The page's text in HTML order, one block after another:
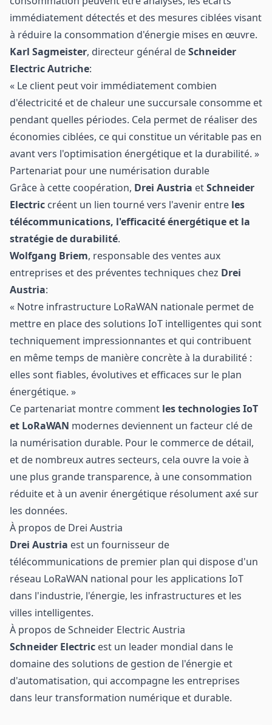
immédiatement détectés et des mesures ciblées visant
à réduire la consommation d'énergie mises en œuvre.
Karl Sagmeister, directeur général deSchneider
Electric Autriche:
« Le client peut voir immédiatement combien
d'électricité et de chaleur une succursale consomme et
pendant quelles périodes. Cela permet de réaliser des
économies ciblées, ce qui constitue un véritable pas en
avant vers l'optimisation énergétique et la durabilité. »
Partenariat pour une numérisation durable
Grâce à cette coopération, Drei Austria etSchneider
Electric créent un lien tourné vers l'avenir entre les
télécommunications, l'efficacité énergétique et la
stratégie de durabilité.
Wolfgang Briem, responsable des ventes aux
entreprises et des préventes techniques chez Drei
Austria:
« Notre infrastructure LoRaWAN nationale permet de
mettre en place des solutions IoT intelligentes qui sont
techniquement impressionnantes et qui contribuent
en même temps de manière concrète à la durabilité :
elles sont fiables, évolutives et efficaces sur le plan
énergétique. »
Ce partenariat montre comment les technologies IoT
et LoRaWAN modernes deviennent un facteur clé de
la numérisation durable. Pour le commerce de détail,
et de nombreux autres secteurs, cela ouvre la voie à
une plus grande transparence, à une consommation
réduite et à un avenir énergétique résolument axé sur
les données.
À propos de Drei Austria
Drei Austria est un fournisseur de
télécommunications de premier plan qui dispose d'un
réseau LoRaWAN national pour les applications IoT
dans l'industrie, l'énergie, les infrastructures et les
villes intelligentes.
À propos de Schneider Electric Austria
Schneider Electric est un leader mondial dans le
domaine des solutions de gestion de l'énergie et
d'automatisation, qui accompagne les entreprises
dans leur transformation numérique et durable.